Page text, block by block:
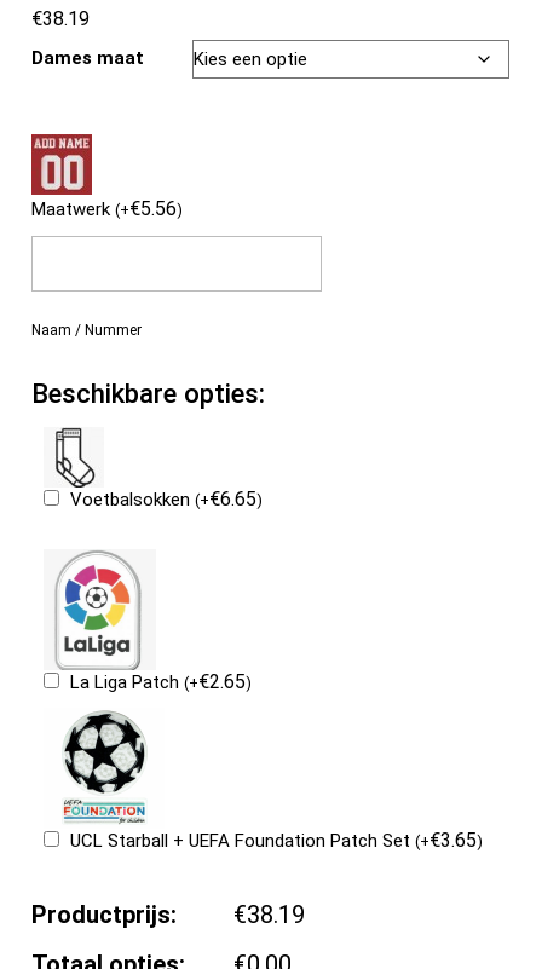
€38.19
Dames maat
Maatwerk(+€5.56)
Naam / Nummer
Beschikbare opties:
Voetbalsokken(+€6.65)
La Liga Patch(+€2.65)
UCL Starball + UEFA Foundation Patch Set(+€3.65)
Productprijs:
€38.19